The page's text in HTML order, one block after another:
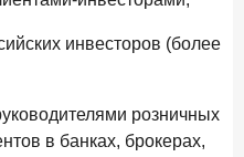
ИССЛЕДОВАНИЕ
фактором на рынке
2026 года в цифрах
инвесторов (более
розничных
в банках, брокерах,